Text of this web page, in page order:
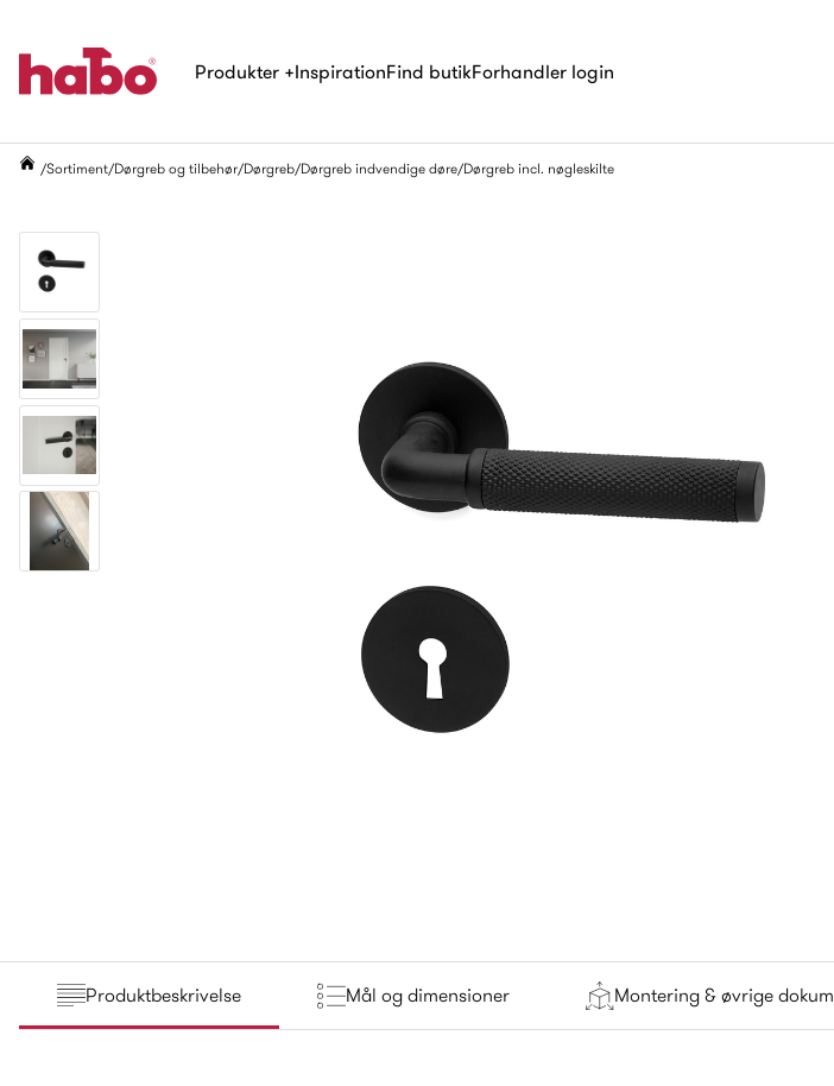
Produkter +InspirationFind butikForhandler login
Sortiment Dørgreb og tilbehør Dørgreb Dørgreb indvendige døre Dørgreb incl. nøgleskilte
Produktbeskrivelse Mål og dimensioner Montering & øvrige